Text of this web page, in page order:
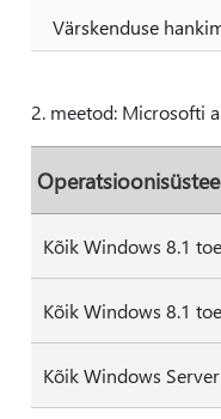
Värskenduse
2. meetod: Microsofti
Kõik Windows 8.1
Kõik Windows 8.1
Kõik Windows